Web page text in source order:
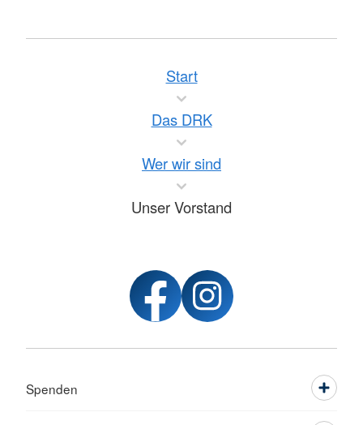
Start
Das DRK
Wer wir sind
Unser Vorstand
Spenden